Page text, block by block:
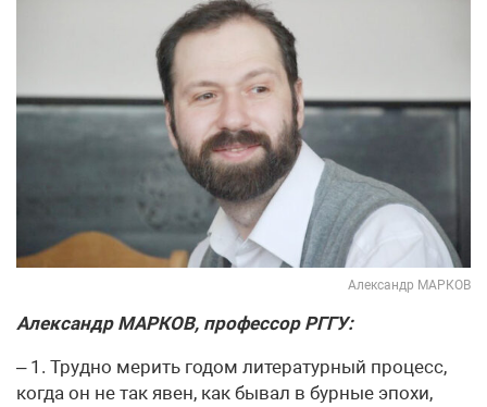
Александр МАРКОВ
Александр МАРКОВ, профессор РГГУ:
– 1. Трудно мерить годом литературный процесс,
когда он не так явен, как бывал в бурные эпохи,